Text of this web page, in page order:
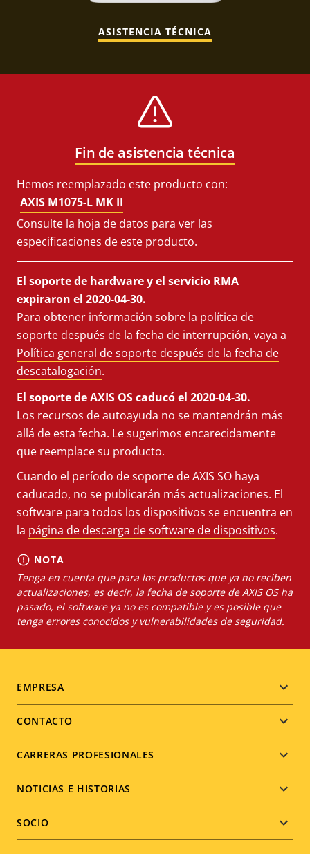
ASISTENCIA TÉCNICA
Fin de asistencia técnica
Hemos reemplazado este producto con:
AXIS M1075-L MK II
Consulte la hoja de datos para ver las
especificaciones de este producto.
El soporte de hardware y el servicio RMA
expiraron el 2020-04-30.
Para obtener información sobre la política de
soporte después de la fecha de interrupción, vaya a
Política general de soporte después de la fecha de
descatalogación.
El soporte de AXIS OS caducó el 2020-04-30.
Los recursos de autoayuda no se mantendrán más
allá de esta fecha. Le sugerimos encarecidamente
que reemplace su producto.
Cuando el período de soporte de AXIS SO haya
caducado, no se publicarán más actualizaciones. El
software para todos los dispositivos se encuentra en
la página de descarga de software de dispositivos.
NOTA
Tenga en cuenta que para los productos que ya no reciben
actualizaciones, es decir, la fecha de soporte de AXIS OS ha
pasado, el software ya no es compatible y es posible que
tenga errores conocidos y vulnerabilidades de seguridad.
Footer
menu
EMPRESA
CONTACTO
CARRERAS PROFESIONALES
NOTICIAS E HISTORIAS
SOCIO